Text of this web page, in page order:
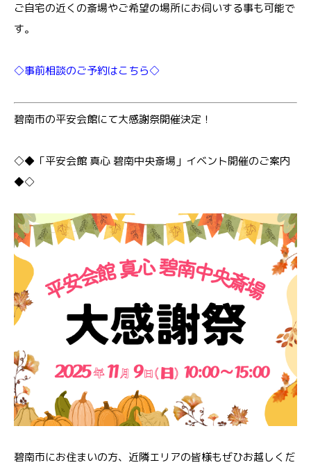
ご自宅の近くの斎場やご希望の場所にお伺いする事も可能で
す。
◇事前相談のご予約はこちら◇
碧南市の平安会館にて大感謝祭開催決定！
◇◆「平安会館 真心 碧南中央斎場」イベント開催のご案内
◆◇
碧南市にお住まいの方、近隣エリアの皆様もぜひお越しくだ